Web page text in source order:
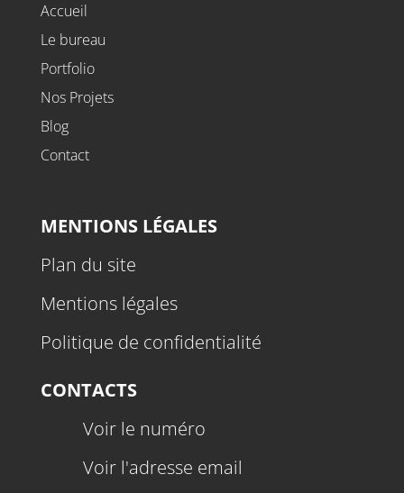
Accueil
Le bureau
Portfolio
Nos Projets
Blog
Contact
MENTIONS LÉGALES
Plan du site
Mentions légales
Politique de confidentialité
CONTACTS
Voir le numéro
Voir l'adresse email